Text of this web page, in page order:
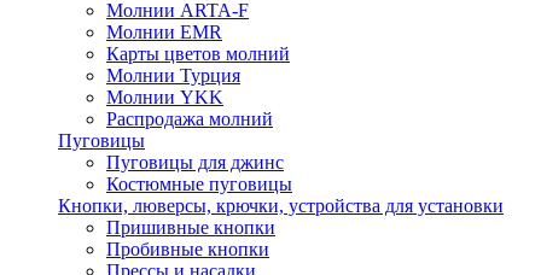
Молнии ARTA-F
Молнии EMR
Карты цветов молний
Молнии Турция
Молнии YKK
Распродажа молний
Пуговицы
Пуговицы для джинс
Костюмные пуговицы
Кнопки, люверсы, крючки, устройства для установки
Пришивные кнопки
Пробивные кнопки
Прессы и насадки